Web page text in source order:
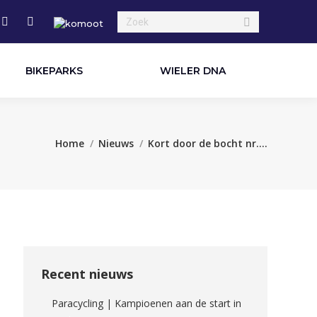
X
opens
YouTube
opens
Search:
BIKEPARKS WIELER DNA
Je bent hier:
Home Nieuws Kort door de bocht nr.…
Recent nieuws
Paracycling | Kampioenen aan de start in